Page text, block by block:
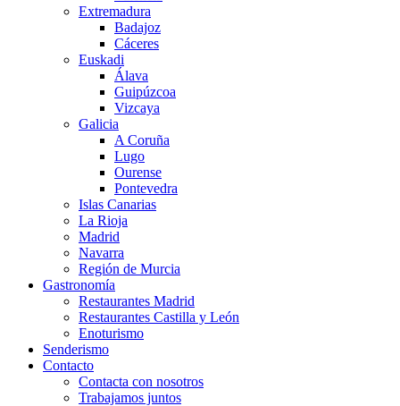
Extremadura
Badajoz
Cáceres
Euskadi
Álava
Guipúzcoa
Vizcaya
Galicia
A Coruña
Lugo
Ourense
Pontevedra
Islas Canarias
La Rioja
Madrid
Navarra
Región de Murcia
Gastronomía
Restaurantes Madrid
Restaurantes Castilla y León
Enoturismo
Senderismo
Contacto
Contacta con nosotros
Trabajamos juntos